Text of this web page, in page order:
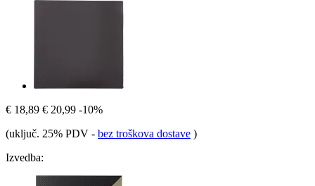
€ 18,89 € 20,99 -10%
(uključ. 25% PDV - bez troškova dostave )
Izvedba: